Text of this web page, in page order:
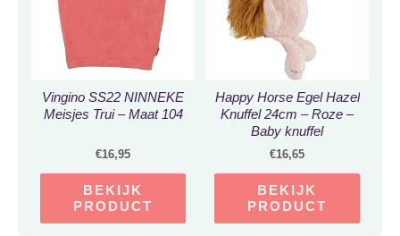
Vingino SS22 NINNEKE
Meisjes Trui – Maat 104
€16,95
BEKIJK
PRODUCT
Happy Horse Egel Hazel
Knuffel 24cm – Roze –
Baby knuffel
€16,65
BEKIJK
PRODUCT